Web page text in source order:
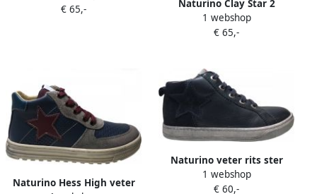
sneakers Navy
€ 65,-
Naturino Clay Star 2
velcro's ster lederen hoge
sneakers navy
1 webshop
€ 65,-
Naturino Hess High veter
Naturino veter rits ster
lederen hoge sneakers
Length Navy
1 webshop
€ 60,-